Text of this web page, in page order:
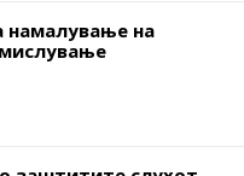
намалување на